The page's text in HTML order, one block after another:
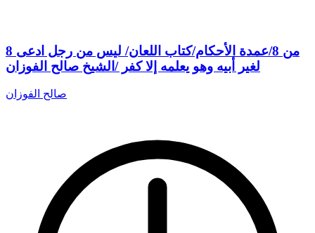
8 من 8/عمدة الأحكام/كتاب اللعان/ ليس من رجل ادعى
لغير أبيه وهو يعلمه إلا كفر /الشيخ صالح الفوزان
صالح الفوزان